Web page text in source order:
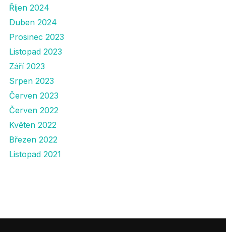
Říjen 2024
Duben 2024
Prosinec 2023
Listopad 2023
Září 2023
Srpen 2023
Červen 2023
Červen 2022
Květen 2022
Březen 2022
Listopad 2021